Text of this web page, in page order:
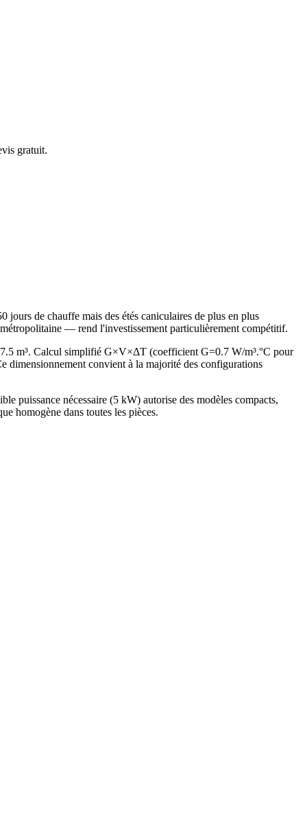
gratuit.
de chauffe mais des étés caniculaires de plus en plus
— rend l'investissement particulièrement compétitif.
m³. Calcul simplifié G×V×ΔT (coefficient G=0.7 W/m³.°C pour
dimensionnement convient à la majorité des configurations
puissance nécessaire (5 kW) autorise des modèles compacts,
homogène dans toutes les pièces.